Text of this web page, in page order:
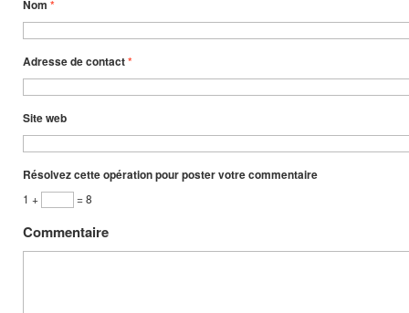
Nom *
Adresse de contact*
Site web
Résolvez cette opération pour poster votre commentaire
1 + = 8
Commentaire